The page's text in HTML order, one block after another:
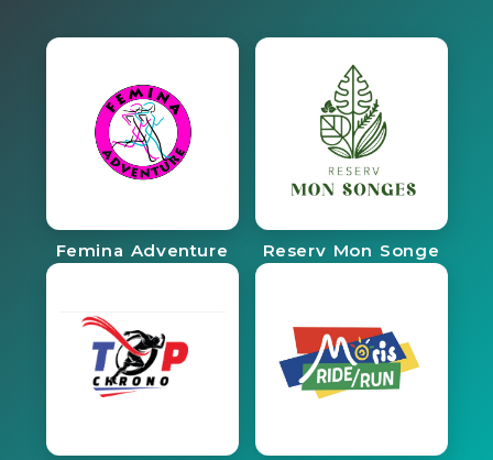
Femina Adventure Reserv Mon Songe